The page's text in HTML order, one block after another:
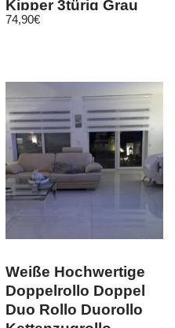
Kipper 3türig Grau
50×103 cm
74,90€
Weiße Hochwertige
Doppelrollo Doppel
Duo Rollo Duorollo